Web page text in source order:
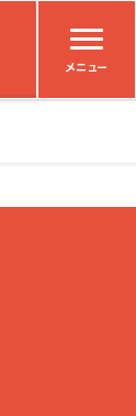
メニュー